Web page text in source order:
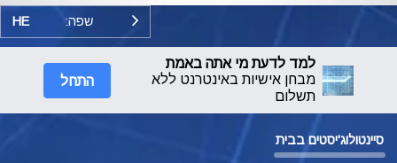
שפה: HE
למד לדעת מי אתה באמת
מבחן אישיות באינטרנט ללא
תשלום
התחל
סיינטולוג'יסטים בבית